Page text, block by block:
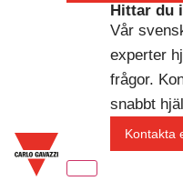
Hittar du
Vår
experter
frågor.
snabbt
Kontakta